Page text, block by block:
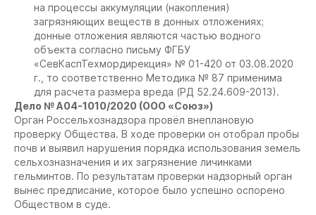
на процессы аккумуляции (накопления)
загрязняющих веществ в донных отложениях;
донные отложения являются частью водного
объекта согласно письму ФГБУ
«СевКаспТехмордирекция» № 01-420 от 03.08.2020
г., то соответственно Методика № 87 применима
для расчета размера вреда (РД 52.24.609-2013).
Дело № А04-1010/2020 (ООО «Союз»)
Орган Россельхознадзора провёл внеплановую
проверку Общества. В ходе проверки он отобрал пробы
почв и выявил нарушения порядка использования земель
сельхозназначения и их загрязнение личинками
гельминтов. По результатам проверки надзорный орган
вынес предписание, которое было успешно оспорено
Обществом в суде.
На сайте осуществляется обработка файлов
cookie, необходимых для работы сайта, а
также для анализа сайта и улучшения
предоставляемых сервисов с
использованием метрической программы
Яндекс.Метрика. Продолжая использовать
сайт, вы даете согласиена использование
данных технологий.
Согласен